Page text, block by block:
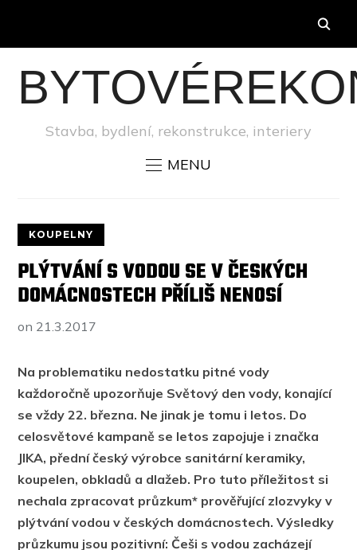
Stavba, bydlení, rekonstrukce, interiery
MENU
KOUPELNY
PLÝTVÁNÍ S VODOU SE V ČESKÝCH
DOMÁCNOSTECH PŘÍLIŠ NENOSÍ
on 21.3.2017
Na problematiku nedostatku pitné vody
každoročně upozorňuje Světový den vody, konající
se vždy 22. března. Ne jinak je tomu i letos. Do
celosvětové kampaně se letos zapojuje i značka
JIKA, přední český výrobce sanitární keramiky,
koupelen, obkladů a dlažeb. Pro tuto příležitost si
nechala zpracovat průzkum* prověřující zlozvyky v
plýtvání vodou v českých domácnostech. Výsledky
průzkumu jsou pozitivní: Češi s vodou zacházejí